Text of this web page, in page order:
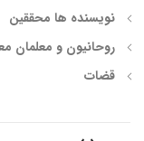
نویسنده ها محققین
روحانیون و معلمان
قضات